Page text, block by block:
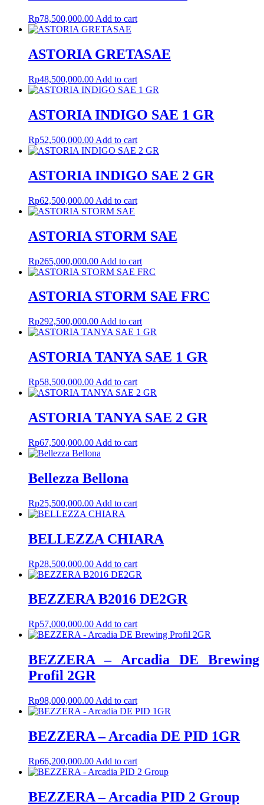
Rp78,500,000.00 Add to cart
ASTORIA GRETASAE
Rp48,500,000.00 Add to cart
ASTORIA INDIGO SAE 1 GR
Rp52,500,000.00 Add to cart
ASTORIA INDIGO SAE 2 GR
Rp62,500,000.00 Add to cart
ASTORIA STORM SAE
Rp265,000,000.00 Add to cart
ASTORIA STORM SAE FRC
Rp292,500,000.00 Add to cart
ASTORIA TANYA SAE 1 GR
Rp58,500,000.00 Add to cart
ASTORIA TANYA SAE 2 GR
Rp67,500,000.00 Add to cart
Bellezza Bellona
Rp25,500,000.00 Add to cart
BELLEZZA CHIARA
Rp28,500,000.00 Add to cart
BEZZERA B2016 DE2GR
Rp57,000,000.00 Add to cart
BEZZERA – Arcadia DE Brewing
Profil 2GR
Rp98,000,000.00 Add to cart
BEZZERA – Arcadia DE PID 1GR
Rp66,200,000.00 Add to cart
BEZZERA – Arcadia PID 2 Group